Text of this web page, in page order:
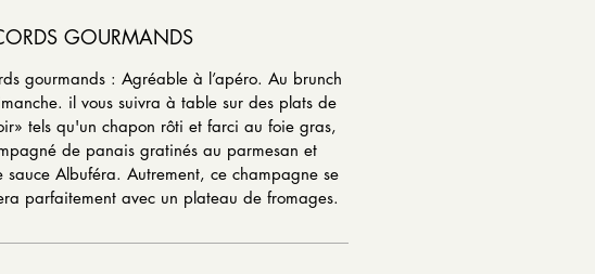
GOURMANDS
gourmands : Agréable à l’apéro. Au brunch
il vous suivra à table sur des plats de
tels qu'un chapon rôti et farci au foie gras,
de panais gratinés au parmesan et
sauce Albuféra. Autrement, ce champagne se
parfaitement avec un plateau de fromages.